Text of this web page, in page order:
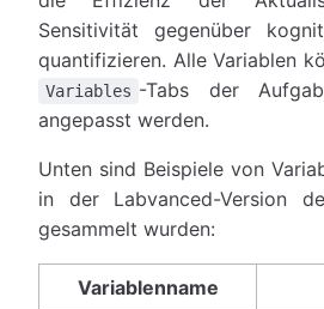
Sensitivität gegenüber
quantifizieren. Alle Variablen
Variables -Tabs der
angepasst werden.
Unten sind Beispiele von
in der Labvanced-Version
gesammelt wurden:
Variablenname